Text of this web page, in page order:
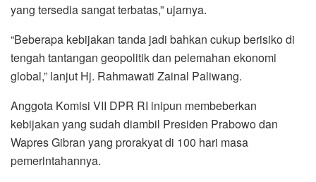
yang tersedia sangat terbatas,” ujarnya.
“Beberapa kebijakan tanda jadi bahkan cukup berisiko di
tengah tantangan geopolitik dan pelemahan ekonomi
global,” lanjut Hj. Rahmawati Zainal Paliwang.
Anggota Komisi VII DPR RI inipun membeberkan
kebijakan yang sudah diambil Presiden Prabowo dan
Wapres Gibran yang prorakyat di 100 hari masa
pemerintahannya.